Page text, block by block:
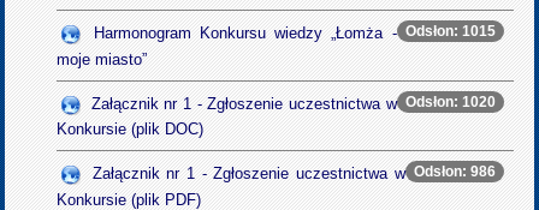
Odsłon: 1015
Harmonogram Konkursu wiedzy „Łomża -
moje miasto”
Odsłon: 1020
Załącznik nr 1 - Zgłoszenie uczestnictwa w
Konkursie (plik DOC)
Odsłon: 986
Załącznik nr 1 - Zgłoszenie uczestnictwa w
Konkursie (plik PDF)